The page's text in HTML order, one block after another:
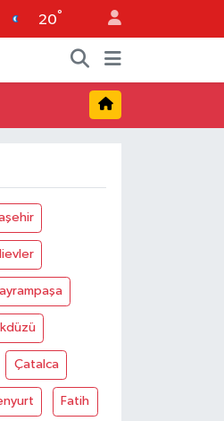
20°
Çatalca
Fatih